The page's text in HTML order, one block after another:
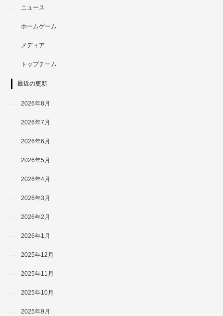
ニュース
ホームゲーム
メディア
トップチーム
最近の更新
2026年8月
2026年7月
2026年6月
2026年5月
2026年4月
2026年3月
2026年2月
2026年1月
2025年12月
2025年11月
2025年10月
2025年9月